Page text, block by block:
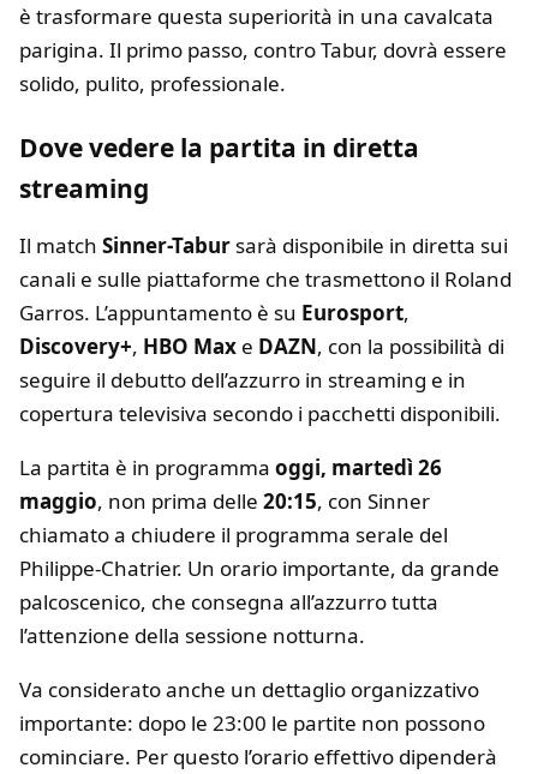
è trasformare questa superiorità in una cavalcata
parigina. Il primo passo, contro Tabur, dovrà essere
solido, pulito, professionale.
Dove vedere la partita in diretta
streaming
Il match Sinner-Tabur sarà disponibile in diretta sui
canali e sulle piattaforme che trasmettono il Roland
Garros. L’appuntamento è su Eurosport,
Discovery+, HBO Max e DAZN, con la possibilità di
seguire il debutto dell’azzurro in streaming e in
copertura televisiva secondo i pacchetti disponibili.
La partita è in programma oggi, martedì 26
maggio, non prima delle 20:15, con Sinner
chiamato a chiudere il programma serale del
Philippe-Chatrier. Un orario importante, da grande
palcoscenico, che consegna all’azzurro tutta
l’attenzione della sessione notturna.
Va considerato anche un dettaglio organizzativo
importante: dopo le 23:00 le partite non possono
cominciare. Per questo l’orario effettivo dipenderà